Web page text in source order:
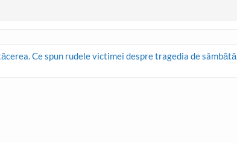
Ce spun rudele victimei despre tragedia de sâmbătă